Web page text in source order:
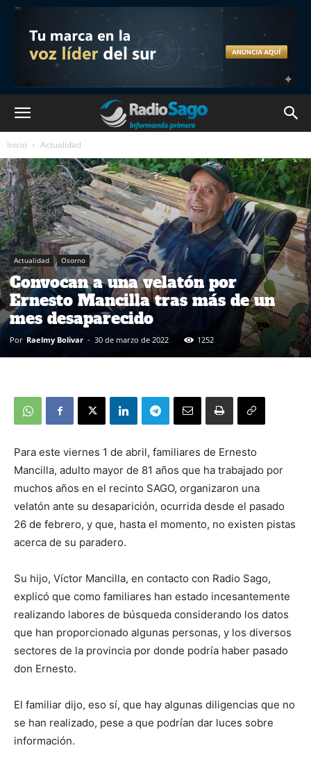
Inicio Actualidad
Actualidad Osorno
Convocan a una velatón por
Ernesto Mancilla tras más de un
mes desaparecido
Por Raelmy Bolivar - 30 de marzo de 2022 1252
Para este viernes 1 de abril, familiares de Ernesto
Mancilla, adulto mayor de 81 años que ha trabajado por
muchos años en el recinto SAGO, organizaron una
velatón ante su desaparición, ocurrida desde el pasado
26 de febrero, y que, hasta el momento, no existen pistas
acerca de su paradero.
Su hijo, Víctor Mancilla, en contacto con Radio Sago,
explicó que como familiares han estado incesantemente
realizando labores de búsqueda considerando los datos
que han proporcionado algunas personas, y los diversos
sectores de la provincia por donde podría haber pasado
don Ernesto.
El familiar dijo, eso sí, que hay algunas diligencias que no
se han realizado, pese a que podrían dar luces sobre
información.